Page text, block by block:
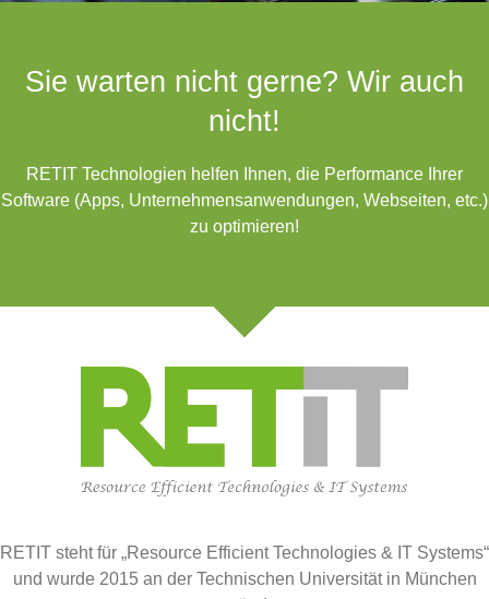
Sie warten nicht gerne? Wir auch
nicht!
RETIT Technologien helfen Ihnen, die Performance Ihrer
Software (Apps, Unternehmensanwendungen, Webseiten, etc.)
zu optimieren!
RETIT steht für „Resource Efficient Technologies & IT Systems“
und wurde 2015 an der Technischen Universität in München